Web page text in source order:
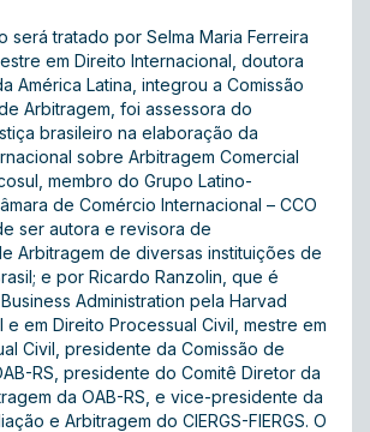
será tratado por Selma Maria Ferreira
em Direito Internacional, doutora
América Latina, integrou a Comissão
Arbitragem, foi assessora do
brasileiro na elaboração da
sobre Arbitragem Comercial
membro do Grupo Latino-
de Comércio Internacional – CCO
ser autora e revisora de
Arbitragem de diversas instituições de
e por Ricardo Ranzolin, que é
Administration pela Harvad
e em Direito Processual Civil, mestre em
Civil, presidente da Comissão de
RS, presidente do Comitê Diretor da
da OAB-RS, e vice-presidente da
e Arbitragem do CIERGS-FIERGS. O